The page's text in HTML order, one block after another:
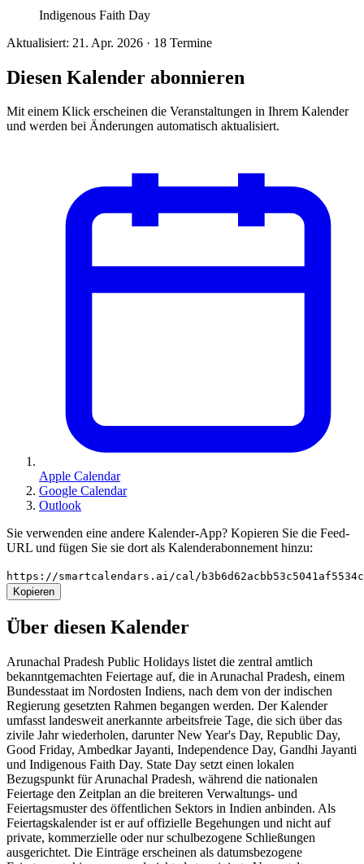
Indigenous Faith Day
Aktualisiert: 21. Apr. 2026 · 18 Termine
Diesen Kalender abonnieren
Mit einem Klick erscheinen die Veranstaltungen in Ihrem Kalender
und werden bei Änderungen automatisch aktualisiert.
Apple Calendar
Google Calendar
Outlook
Sie verwenden eine andere Kalender-App? Kopieren Sie die Feed-
URL und fügen Sie sie dort als Kalenderabonnement hinzu:
https://smartcalendars.ai/cal/
Kopieren
Über diesen Kalender
Arunachal Pradesh Public Holidays listet die zentral amtlich
bekanntgemachten Feiertage auf, die in Arunachal Pradesh, einem
Bundesstaat im Nordosten Indiens, nach dem von der indischen
Regierung gesetzten Rahmen begangen werden. Der Kalender
umfasst landesweit anerkannte arbeitsfreie Tage, die sich über das
zivile Jahr wiederholen, darunter New Year's Day, Republic Day,
Good Friday, Ambedkar Jayanti, Independence Day, Gandhi Jayanti
und Indigenous Faith Day. State Day setzt einen lokalen
Bezugspunkt für Arunachal Pradesh, während die nationalen
Feiertage den Zeitplan an die breiteren Verwaltungs- und
Feiertagsmuster des öffentlichen Sektors in Indien anbinden. Als
Feiertagskalender ist er auf offizielle Begehungen und nicht auf
private, kommerzielle oder nur schulbezogene Schließungen
ausgerichtet. Die Einträge erscheinen als datumsbezogene